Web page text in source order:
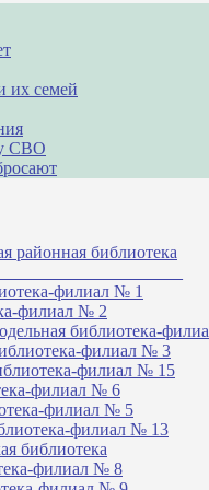
их семей
СВО
районная библиотека
филиал № 1
филиал № 2
библиотека-
филиал № 3
филиал № 15
филиал № 6
филиал № 5
филиал № 13
библиотека
филиал № 8